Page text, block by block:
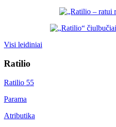
Visi leidiniai
Ratilio
Ratilio 55
Parama
Atributika